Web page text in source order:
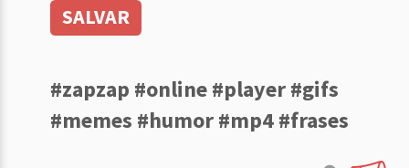
SALVAR
#zapzap #online #player #gifs
#memes #humor #mp4 #frases